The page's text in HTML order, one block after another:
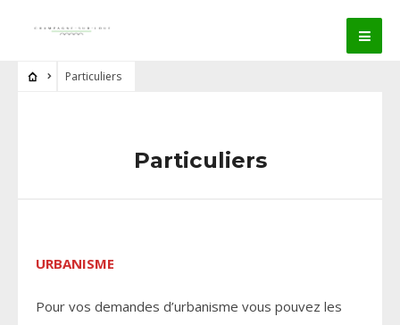
Particuliers
Particuliers
URBANISME
Pour vos demandes d’urbanisme vous pouvez les